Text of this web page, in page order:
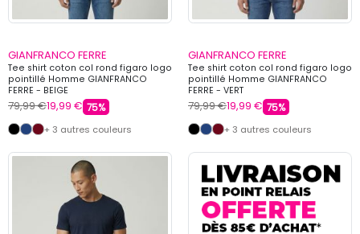
GIANFRANCO FERRE
Tee shirt coton col rond figaro logo
pointillé Homme GIANFRANCO
FERRE - BEIGE
79,99 €19,99 € 75%
+ 3 autres couleurs
GIANFRANCO FERRE
Tee shirt coton col rond figaro logo
pointillé Homme GIANFRANCO
FERRE - VERT
79,99 €19,99 € 75%
+ 3 autres couleurs